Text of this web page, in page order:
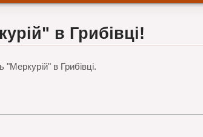
в Грибівці!
"Меркурій" в Грибівці.